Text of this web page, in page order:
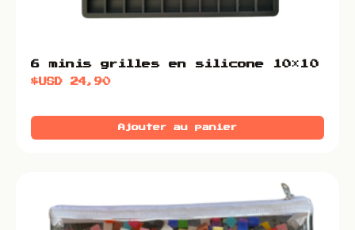
6 minis grilles en silicone 10×10
$USD24,90
Ajouter au panier